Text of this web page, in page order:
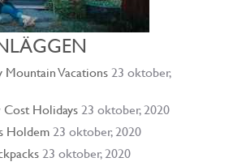
Vacations 23 oktober,
Cost Holidays 23 oktober, 2020
Holdem 23 oktober, 2020
23 oktober, 2020